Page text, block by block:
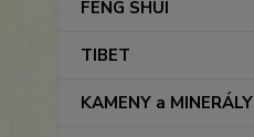
FENG SHUI
TIBET
KAMENY a MINERÁLY